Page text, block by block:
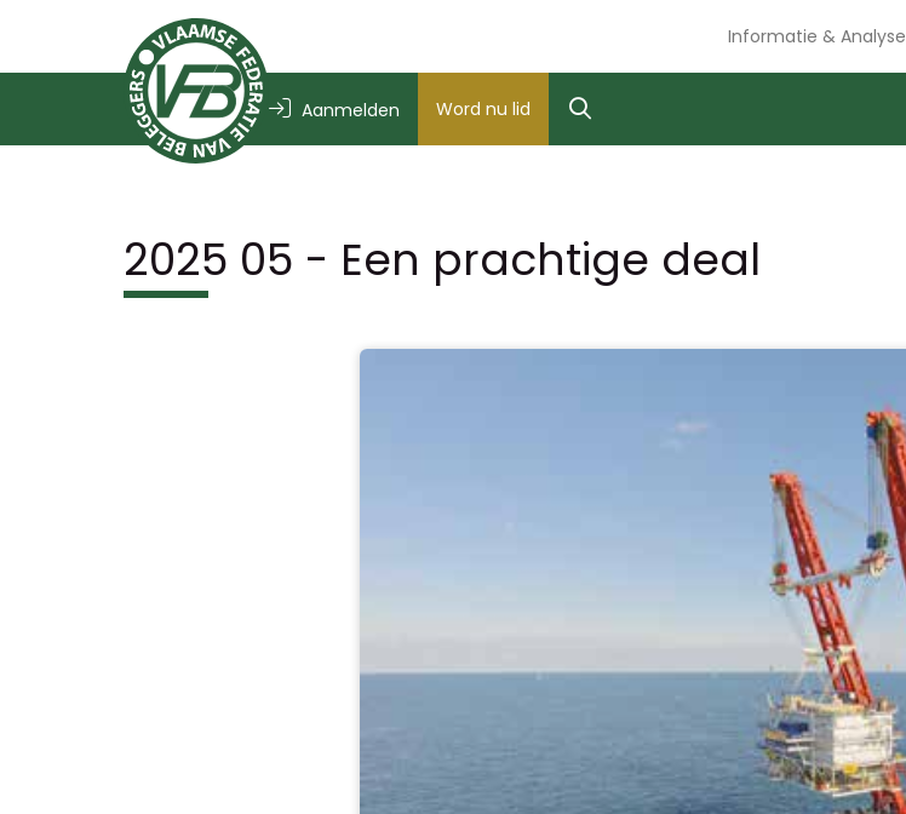
Informatie & Analyse
Aanmelden Word nu lid
2025 05 - Een prachtige deal